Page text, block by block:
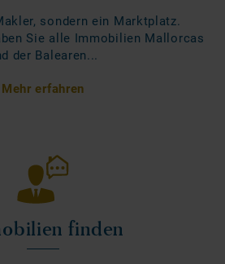
sondern ein Marktplatz.
Sie alle Immobilien Mallorcas
der Balearen...
Mehr erfahren
finden